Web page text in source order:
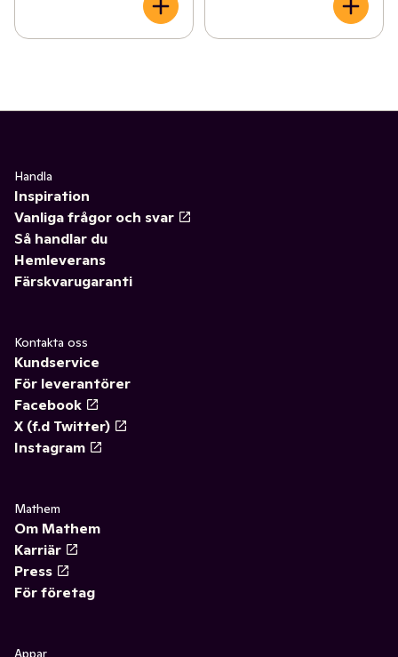
Handla
Inspiration
Vanliga frågor och svar
Så handlar du
Hemleverans
Färskvarugaranti
Kontakta oss
Kundservice
För leverantörer
Facebook
X (f.d Twitter)
Instagram
Mathem
Om Mathem
Karriär
Press
För företag
Appar